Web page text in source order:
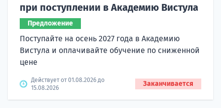
при поступлении в Академию Вистула
Предложение
Поступайте на осень 2027 года в Академию
Вистула и оплачивайте обучение по сниженной
цене
Действует от 01.08.2026 до
15.08.2026
Заканчивается